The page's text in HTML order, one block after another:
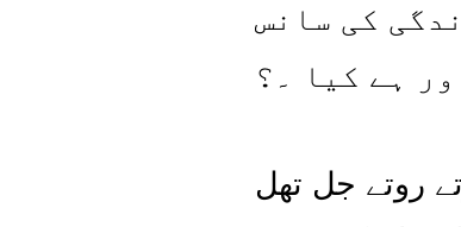
کی سانس
ہے کیا ۔؟
روتے جل تھل